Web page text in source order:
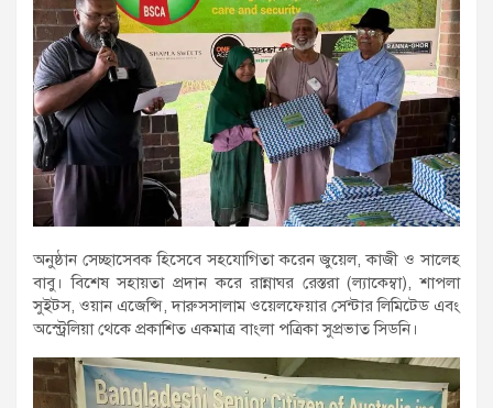
অনুষ্ঠান সেচ্ছাসেবক হিসেবে সহযোগিতা করেন জুয়েল, কাজী ও সালেহ
বাবু। বিশেষ সহায়তা প্রদান করে রান্নাঘর রেস্তরা (ল্যাকেম্বা), শাপলা
সুইটস, ওয়ান এজেন্সি, দারুসসালাম ওয়েলফেয়ার সেন্টার লিমিটেড এবং
অস্ট্রেলিয়া থেকে প্রকাশিত একমাত্র বাংলা পত্রিকা সুপ্রভাত সিডনি।